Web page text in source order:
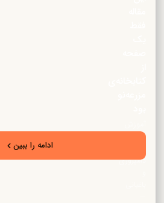
تخصصی
دامپروری
ادامه را ببین